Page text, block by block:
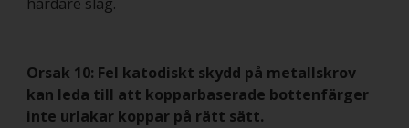
Orsak 10: Fel katodiskt skydd på metallskrov
kan leda till att kopparbaserade bottenfärger
inte urlakar koppar på rätt sätt.